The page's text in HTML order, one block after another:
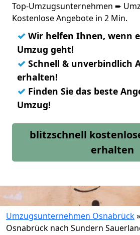
Top-Umzugsunternehmen ➨
Kostenlose Angebote in 2 Min.
✓ Wir helfen Ihnen, wenn
Umzug geht!
✓ Schnell & unverbindlich
erhalten!
✓ Finden Sie das beste
Umzug!
blitzschnell
erhalten
Umzugsunternehmen Osnabrück»
Osnabrück nach Sundern